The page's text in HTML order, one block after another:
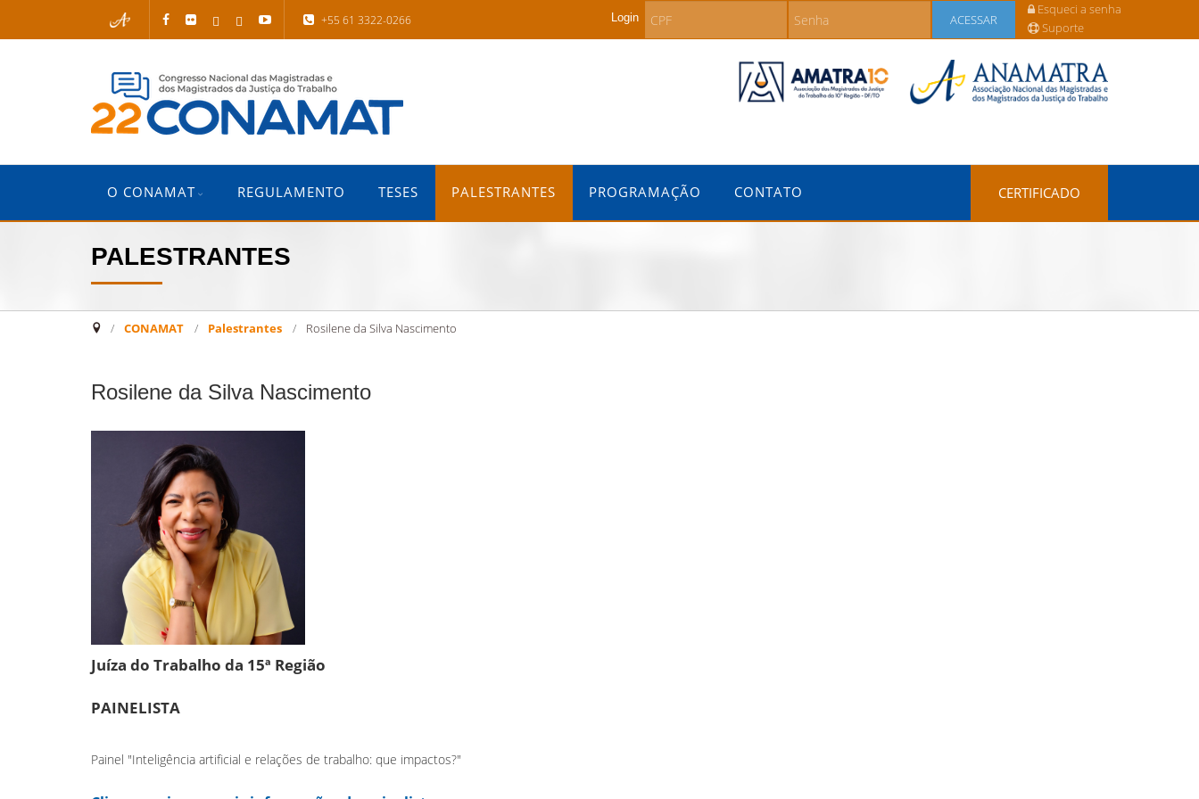
+55 61 3322-0266 Login ACESSAR
Esqueci a senha
Suporte
O CONAMAT REGULAMENTO TESES PALESTRANTES PROGRAMAÇÃO CONTATO CERTIFICADO
PALESTRANTES
CONAMAT Palestrantes Rosilene da Silva Nascimento
Rosilene da Silva Nascimento
Juíza do Trabalho da 15ª Região
PAINELISTA
Painel "Inteligência artificial e relações de trabalho: que impactos?"